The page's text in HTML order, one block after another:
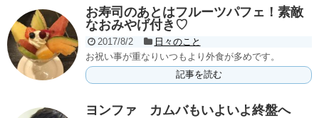
お寿司のあとはフルーツパフェ！素敵
なおみやげ付き♡
2017/8/2
日々のこと
お祝い事が重なりいつもより外食が多めです。
記事を読む
ヨンファ カムバもいよいよ終盤へ